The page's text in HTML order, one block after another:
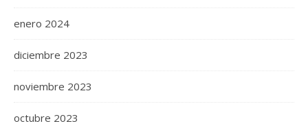
enero 2024
diciembre 2023
noviembre 2023
octubre 2023